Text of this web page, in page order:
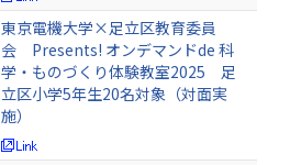
東京電機大学×足立区教育委員
会 Presents! オンデマンドde 科
学・ものづくり体験教室2025 足
立区小学5年生20名対象（対面実
施）